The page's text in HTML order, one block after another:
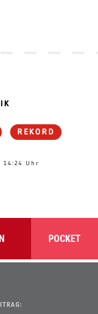
REKORD
14:24 Uhr
POCKET